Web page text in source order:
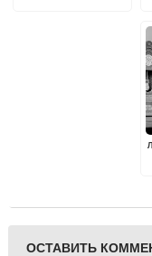
ОСТАВИТЬ